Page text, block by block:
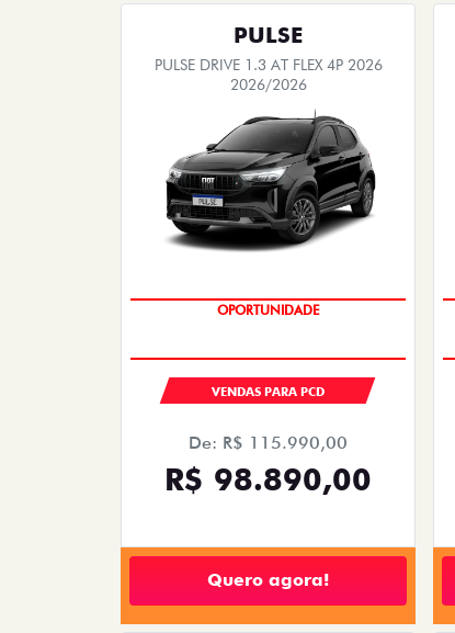
PULSE
PULSE DRIVE 1.3 AT FLEX 4P 2026
2026/2026
OPORTUNIDADE
VENDAS PARA PCD
De: R$ 115.990,00
R$ 98.890,00
Quero agora!